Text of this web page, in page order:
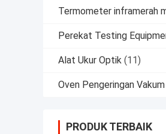
Termometer inframerah
Perekat Testing
Alat Ukur Optik (11)
Oven Pengeringan Vakum
PRODUK TERBAIK